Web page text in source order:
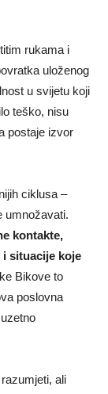
rukama i
uloženog
u svijetu koji
teško, nisu
postaje izvor
ciklusa –
umnožavati.
kontakte,
i situacije koje
Bikove to
poslovna
ali